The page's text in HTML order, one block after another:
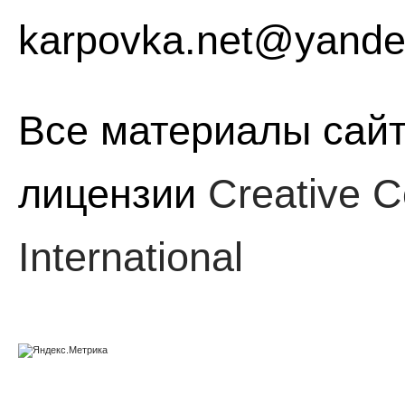
Все материалы
лицензии Creative
International